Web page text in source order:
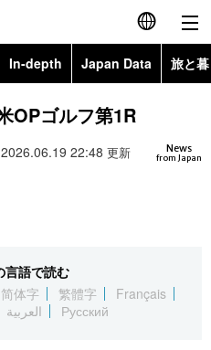
English
简体字
繁體字
العربية
In-depth Japan Data 旅と
Images
お知らせ
OPゴルフ第1R
News
from Japan
22:48 更新
言語で読む
简体字 繁體字
Français
العربية Русский